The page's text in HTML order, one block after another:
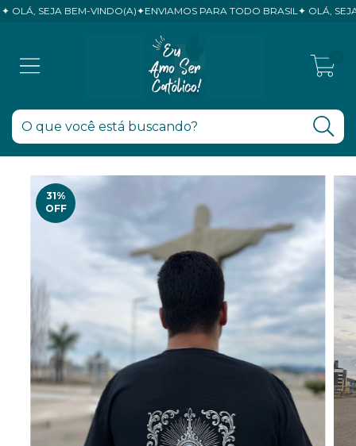
SEJA BEM-VINDO(A)✦ENVIAMOS PARA TODO BRASIL✦ OLÁ, SEJA
31%
OFF